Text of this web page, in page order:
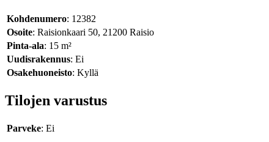
Kohdenumero: 12382
Osoite: Raisionkaari 50, 21200 Raisio
Pinta-ala: 15 m²
Uudisrakennus: Ei
Osakehuoneisto: Kyllä
Tilojen varustus
Parveke: Ei